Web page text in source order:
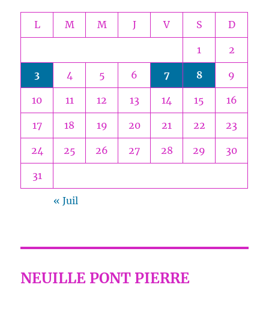
L M M J V S D
1 2
3 4 5 6 7 8 9
10 11 12 13 14 15 16
17 18 19 20 21 22 23
24 25 26 27 28 29 30
31
« Juil
NEUILLE PONT PIERRE